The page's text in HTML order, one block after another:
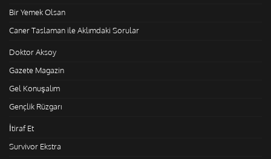
Bir Yemek Olsan
Caner Taslaman ile Aklımdaki Sorular
Doktor Aksoy
Gazete Magazin
Gel Konuşalım
Gençlik Rüzgarı
İtiraf Et
Survivor Ekstra